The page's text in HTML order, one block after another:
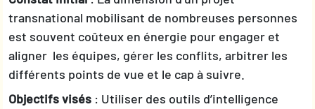
transnational mobilisant de nombreuses personnes
est souvent coûteux en énergie pour engager et
aligner les équipes, gérer les conflits, arbitrer les
différents points de vue et le cap à suivre.
Objectifs visés : Utiliser des outils d’intelligence